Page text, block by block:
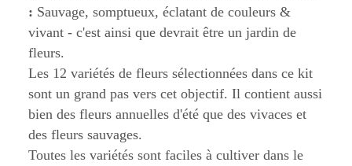
: Sauvage, somptueux, éclatant de couleurs &
vivant - c'est ainsi que devrait être un jardin de
fleurs.
Les 12 variétés de fleurs sélectionnées dans ce kit
sont un grand pas vers cet objectif. Il contient aussi
bien des fleurs annuelles d'été que des vivaces et
des fleurs sauvages.
Toutes les variétés sont faciles à cultiver dans le